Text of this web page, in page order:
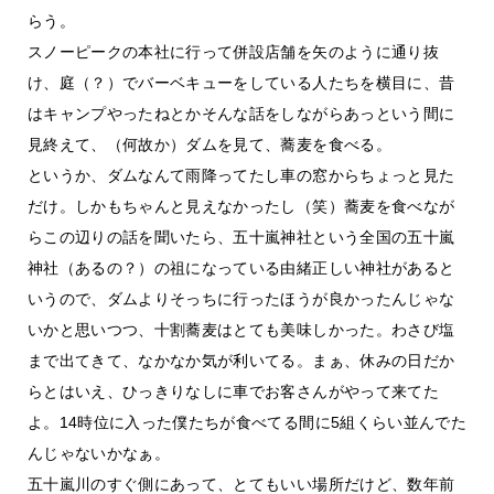
らう。
スノーピークの本社に行って併設店舗を矢のように通り抜
け、庭（？）でバーベキューをしている人たちを横目に、昔
はキャンプやったねとかそんな話をしながらあっという間に
見終えて、（何故か）ダムを見て、蕎麦を食べる。
というか、ダムなんて雨降ってたし車の窓からちょっと見た
だけ。しかもちゃんと見えなかったし（笑）蕎麦を食べなが
らこの辺りの話を聞いたら、五十嵐神社という全国の五十嵐
神社（あるの？）の祖になっている由緒正しい神社があると
いうので、ダムよりそっちに行ったほうが良かったんじゃな
いかと思いつつ、十割蕎麦はとても美味しかった。わさび塩
まで出てきて、なかなか気が利いてる。まぁ、休みの日だか
らとはいえ、ひっきりなしに車でお客さんがやって来てた
よ。14時位に入った僕たちが食べてる間に5組くらい並んでた
んじゃないかなぁ。
五十嵐川のすぐ側にあって、とてもいい場所だけど、数年前